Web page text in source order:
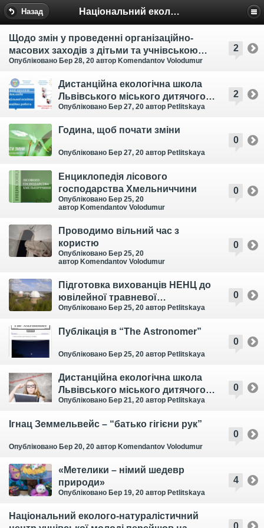
Назад Національний еколого-натуралістичний центр
2
Щодо змін у проведенні організаційно-
масових заходів з дітьми та учнівською
молоддю, семінарів-практикумів для
позашкільної освіти
Опубліковано Бер 28, 20 автор Komendantov Volodumur
2
Дистанційна екологічна школа
Львівського міського дитячого
еколого-натуралістичного
Опубліковано Бер 27, 20 автор Petlitskaya
0
Година, щоб почати зміни
Опубліковано Бер 27, 20 автор Petlitskaya
0
Енциклопедія лісового
господарства Хмельниччини
Опубліковано Бер 25, 20
автор Komendantov Volodumur
0
Проводимо вільний час з
користю
Опубліковано Бер 25, 20
автор Komendantov Volodumur
0
Підготовка вихованців НЕНЦ до
ювілейної травневої
конференції в Астрономічній
Опубліковано Бер 25, 20 автор Petlitskaya
0
Публікація в “The Astronomer”
Опубліковано Бер 25, 20 автор Petlitskaya
0
Дистанційна екологічна школа
Львівського міського дитячого
еколого-натуралістичного
Опубліковано Бер 21, 20 автор Petlitskaya
0
Ігнац Земмельвейс – “батько гігієни рук”
Опубліковано Бер 20, 20 автор Komendantov Volodumur
4
«Метелики – німий шедевр
природи»
Опубліковано Бер 19, 20 автор Petlitskaya
Національний еколого-натуралістичний